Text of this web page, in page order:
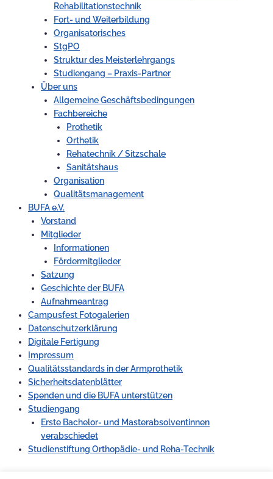
Rehabilitationstechnik
Fort- und Weiterbildung
Organisatorisches
StgPO
Struktur des Meisterlehrgangs
Studiengang – Praxis-Partner
Über uns
Allgemeine Geschäftsbedingungen
Fachbereiche
Prothetik
Orthetik
Rehatechnik / Sitzschale
Sanitätshaus
Organisation
Qualitätsmanagement
BUFA e.V.
Vorstand
Mitglieder
Informationen
Fördermitglieder
Satzung
Geschichte der BUFA
Aufnahmeantrag
Campusfest Fotogalerien
Datenschutzerklärung
Digitale Fertigung
Impressum
Qualitätsstandards in der Armprothetik
Sicherheitsdatenblätter
Spenden und die BUFA unterstützen
Studiengang
Erste Bachelor- und Masterabsolventinnen
verabschiedet
Studienstiftung Orthopädie- und Reha-Technik